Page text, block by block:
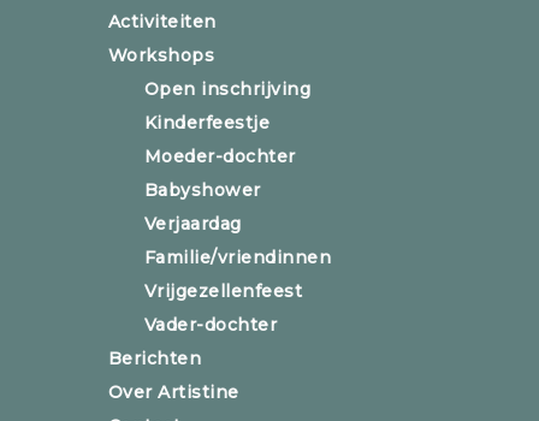
Activiteiten
Workshops
Open inschrijving
Kinderfeestje
Moeder-dochter
Babyshower
Verjaardag
Familie/vriendinnen
Vrijgezellenfeest
Vader-dochter
Berichten
Over Artistine